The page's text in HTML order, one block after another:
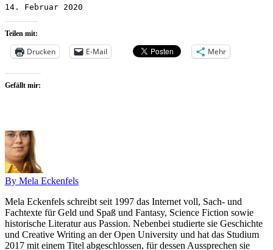
14. Februar 2020
Teilen mit:
Drucken E-Mail Mehr
Gefällt mir:
By Mela Eckenfels
Mela Eckenfels schreibt seit 1997 das Internet voll, Sach- und
Fachtexte für Geld und Spaß und Fantasy, Science Fiction sowie
historische Literatur aus Passion. Nebenbei studierte sie Geschichte
und Creative Writing an der Open University und hat das Studium
2017 mit einem Titel abgeschlossen, für dessen Aussprechen sie